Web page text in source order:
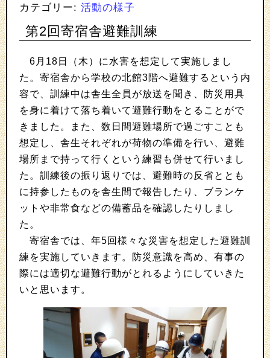
カテゴリー: 活動の様子
第2回寄宿舎避難訓練
6月18日（木）に水害を想定して実施しまし
た。寄宿舎から学校の北館3階へ避難するという内
容で、訓練中は舎生全員が放送を聞き、防災用具
を身に着けて落ち着いて避難行動をとることがで
きました。また、数日間避難場所で過ごすことも
想定し、舎生それぞれが荷物の準備を行い、避難
場所まで持って行くという練習も併せて行いまし
た。訓練後の振り返りでは、避難時の反省ととも
に持参したものを舎生間で報告したり、ブランケ
ットや非常食などの備蓄品を確認したりしまし
た。
寄宿舎では、年5回様々な災害を想定した避難訓
練を実施していきます。防災意識を高め、有事の
際には適切な避難行動がとれるようにしていきた
いと思います。